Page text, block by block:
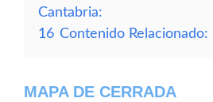
Cantabria:
16 Contenido Relacionado:
MAPA DE CERRADA